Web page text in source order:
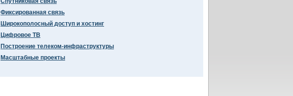
Фиксированная связь
Широкополосный доступ и хостинг
Цифровое ТВ
Построение телеком-инфраструктуры
Масштабные проекты